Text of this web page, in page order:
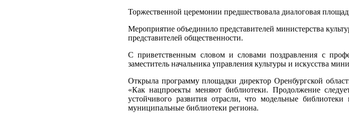
Торжественной церемонии предшествовала диалоговая
Мероприятие объединило представителей министерства
представителей общественности.
С приветственным словом и словами поздравления с
заместитель начальника управления культуры и искусства
Открыла программу площадки директор Оренбургской
«Как нацпроекты меняют библиотеки. Продолжение
устойчивого развития отрасли, что модельные
муниципальные библиотеки региона.